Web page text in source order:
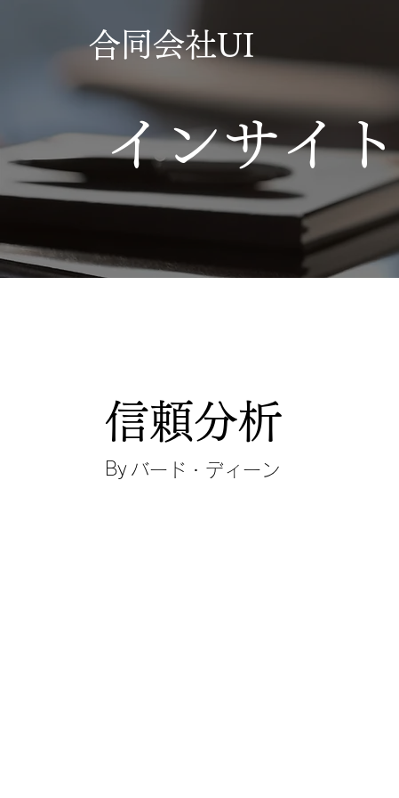
​合同会社UI
インサイト
信頼分析
By バード・ディーン